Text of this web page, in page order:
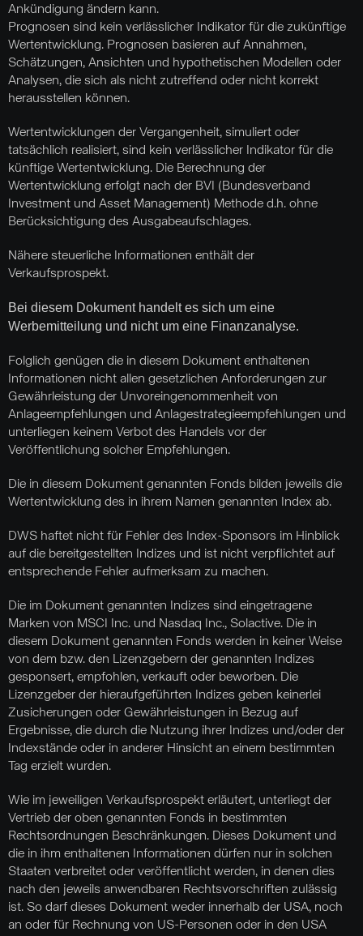
Ankündigung ändern kann.
Prognosen sind kein verlässlicher Indikator für die zukünftige
Wertentwicklung. Prognosen basieren auf Annahmen,
Schätzungen, Ansichten und hypothetischen Modellen oder
Analysen, die sich als nicht zutreffend oder nicht korrekt
herausstellen können.
Wertentwicklungen der Vergangenheit, simuliert oder
tatsächlich realisiert, sind kein verlässlicher Indikator für die
künftige Wertentwicklung. Die Berechnung der
Wertentwicklung erfolgt nach der BVI (Bundesverband
Investment und Asset Management) Methode d.h. ohne
Berücksichtigung des Ausgabeaufschlages.
Nähere steuerliche Informationen enthält der
Verkaufsprospekt.
Bei diesem Dokument handelt es sich um eine
Werbemitteilung und nicht um eine Finanzanalyse.
Folglich genügen die in diesem Dokument enthaltenen
Informationen nicht allen gesetzlichen Anforderungen zur
Gewährleistung der Unvoreingenommenheit von
Anlageempfehlungen und Anlagestrategieempfehlungen und
unterliegen keinem Verbot des Handels vor der
Veröffentlichung solcher Empfehlungen.
Die in diesem Dokument genannten Fonds bilden jeweils die
Wertentwicklung des in ihrem Namen genannten Index ab.
DWS haftet nicht für Fehler des Index-Sponsors im Hinblick
auf die bereitgestellten Indizes und ist nicht verpflichtet auf
entsprechende Fehler aufmerksam zu machen.
Die im Dokument genannten Indizes sind eingetragene
Marken von MSCI Inc. und Nasdaq Inc., Solactive. Die in
diesem Dokument genannten Fonds werden in keiner Weise
von dem bzw. den Lizenzgebern der genannten Indizes
gesponsert, empfohlen, verkauft oder beworben. Die
Lizenzgeber der hieraufgeführten Indizes geben keinerlei
Zusicherungen oder Gewährleistungen in Bezug auf
Ergebnisse, die durch die Nutzung ihrer Indizes und/oder der
Indexstände oder in anderer Hinsicht an einem bestimmten
Tag erzielt wurden.
Wie im jeweiligen Verkaufsprospekt erläutert, unterliegt der
Vertrieb der oben genannten Fonds in bestimmten
Rechtsordnungen Beschränkungen. Dieses Dokument und
die in ihm enthaltenen Informationen dürfen nur in solchen
Staaten verbreitet oder veröffentlicht werden, in denen dies
nach den jeweils anwendbaren Rechtsvorschriften zulässig
ist. So darf dieses Dokument weder innerhalb der USA, noch
an oder für Rechnung von US-Personen oder in den USA